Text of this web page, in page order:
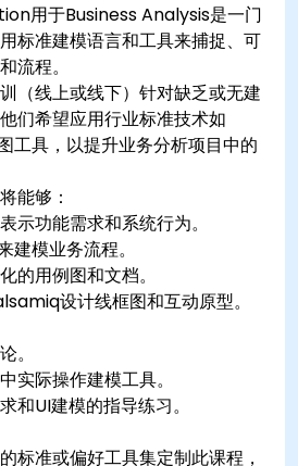
用于Business Analysis是一门
标准建模语言和工具来捕捉、可
流程。
（线上或线下）针对缺乏或无建
们希望应用行业标准技术如
工具，以提升业务分析项目中的
能够：
示功能需求和系统行为。
建模业务流程。
的用例图和文档。
设计线框图和互动原型。
。
实际操作建模工具。
和UI建模的指导练习。
标准或偏好工具集定制此课程，